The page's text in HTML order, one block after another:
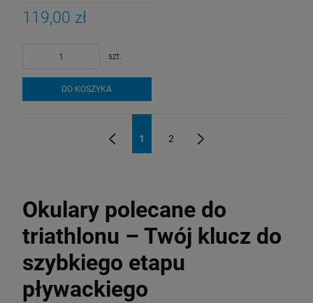
119,00 zł
szt.
DO KOSZYKA
1 2
Okulary polecane do
triathlonu – Twój klucz do
szybkiego etapu
pływackiego